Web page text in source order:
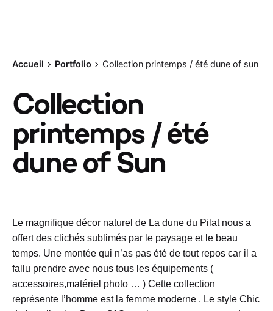
Accueil Portfolio Collection printemps / été dune of sun
Collection
printemps / été
dune of Sun
Le magnifique décor naturel de La dune du Pilat nous a
offert des clichés sublimés par le paysage et le beau
temps. Une montée qui n’as pas été de tout repos car il a
fallu prendre avec nous tous les équipements (
accessoires,matériel photo … ) Cette collection
représente l’homme est la femme moderne . Le style Chic